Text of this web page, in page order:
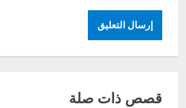
قصص ذات صلة